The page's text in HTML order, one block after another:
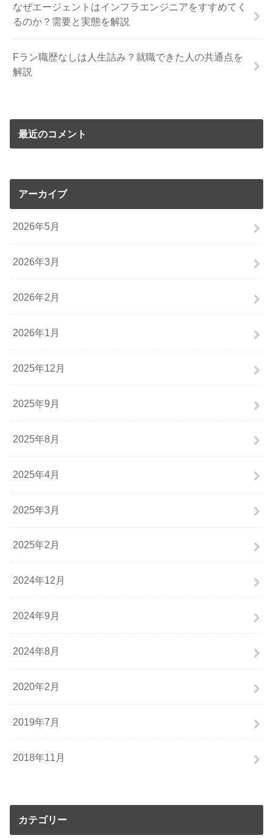
なぜエージェントはインフラエンジニアをすすめてく
るのか？需要と実態を解説
Fラン職歴なしは人生詰み？就職できた人の共通点を
解説
最近のコメント
アーカイブ
2026年5月
2026年3月
2026年2月
2026年1月
2025年12月
2025年9月
2025年8月
2025年4月
2025年3月
2025年2月
2024年12月
2024年9月
2024年8月
2020年2月
2019年7月
2018年11月
カテゴリー